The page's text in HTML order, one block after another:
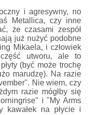
i agresywny, no
Metallica, czy inne
że czasami zespół
już nużyć podobne
Mikaela, i człowiek
utworu, ale to
(być może trochę
marudzę). Na razie
Nie wiem, czy
razie mógłby się
i "My Arms
kawałek na płycie i